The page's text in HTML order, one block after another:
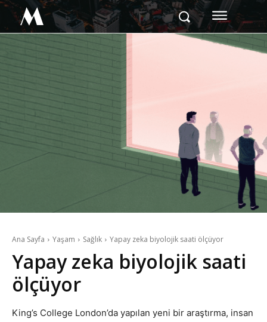
M
Ana Sayfa Yaşam Sağlık Yapay zeka biyolojik saati ölçüyor
Yapay zeka biyolojik saati
ölçüyor
King’s College London’da yapılan yeni bir araştırma, insan